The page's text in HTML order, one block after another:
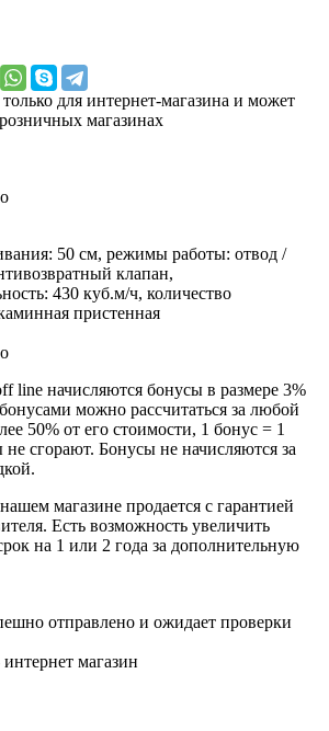
для интернет-магазина и может
магазинах
50 см, режимы работы: отвод /
клапан,
430 куб.м/ч, количество
пристенная
line начисляются бонусы в размере 3%
можно рассчитаться за любой
50% от его стоимости, 1 бонус = 1
сгорают. Бонусы не начисляются за
магазине продается с гарантией
Есть возможность увеличить
на 1 или 2 года за дополнительную
отправлено и ожидает проверки
магазин